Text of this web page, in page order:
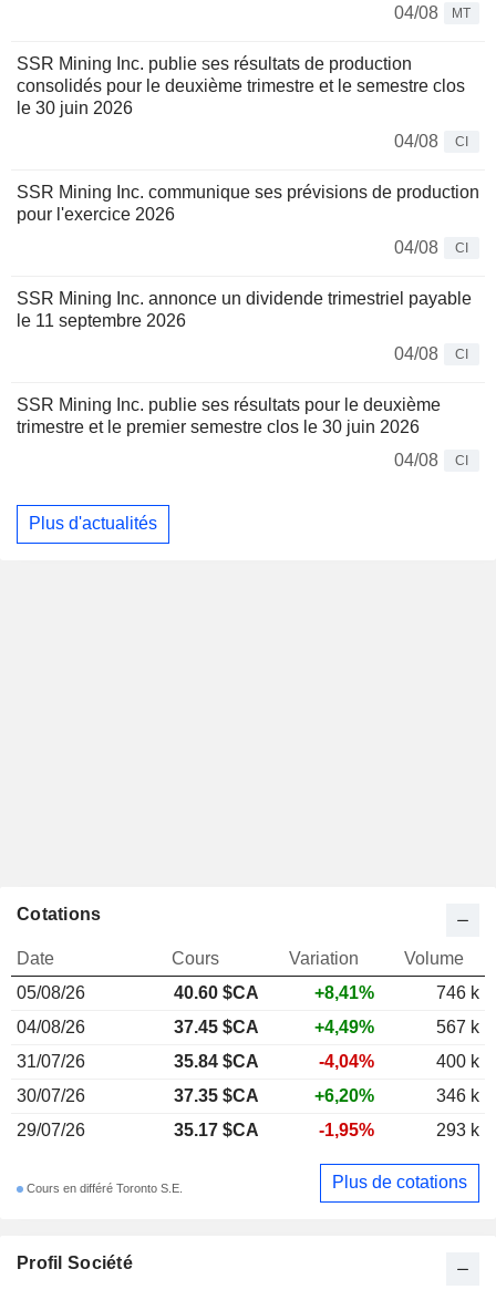
04/08
MT
SSR Mining Inc. publie ses résultats de production
consolidés pour le deuxième trimestre et le semestre clos
le 30 juin 2026
04/08
CI
SSR Mining Inc. communique ses prévisions de production
pour l'exercice 2026
04/08
CI
SSR Mining Inc. annonce un dividende trimestriel payable
le 11 septembre 2026
04/08
CI
SSR Mining Inc. publie ses résultats pour le deuxième
trimestre et le premier semestre clos le 30 juin 2026
04/08
CI
Plus d'actualités
Profil Société
Cotations
Date Cours Variation
Volume
05/08/26
40.60 $CA +8,41%
746 k
04/08/26
37.45 $CA +4,49%
567 k
31/07/26
35.84 $CA -4,04%
400 k
30/07/26
37.35 $CA +6,20%
346 k
29/07/26
35.17 $CA -1,95% 293 k
Cours en différé Toronto S.E. Plus de cotations